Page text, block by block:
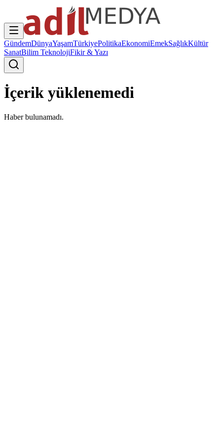
GündemDünyaYaşamTürkiyePolitikaEkonomiEmekSağlıkKültür
SanatBilim TeknolojiFikir & Yazı
İçerik yüklenemedi
Haber bulunamadı.